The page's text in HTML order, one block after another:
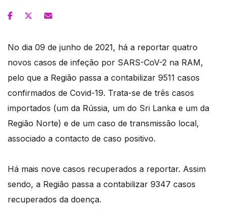
No dia 09 de junho de 2021, há a reportar quatro
novos casos de infeção por SARS-CoV-2 na RAM,
pelo que a Região passa a contabilizar 9511 casos
confirmados de Covid-19. Trata-se de três casos
importados (um da Rússia, um do Sri Lanka e um da
Região Norte) e de um caso de transmissão local,
associado a contacto de caso positivo.
Há mais nove casos recuperados a reportar. Assim
sendo, a Região passa a contabilizar 9347 casos
recuperados da doença.